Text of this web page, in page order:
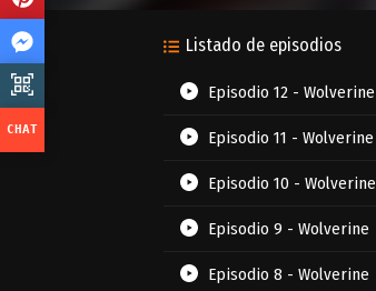
Listado de episodios
Episodio 12 - Wolverine
Episodio 11 - Wolverine
Episodio 10 - Wolverine
Episodio 9 - Wolverine
Episodio 8 - Wolverine